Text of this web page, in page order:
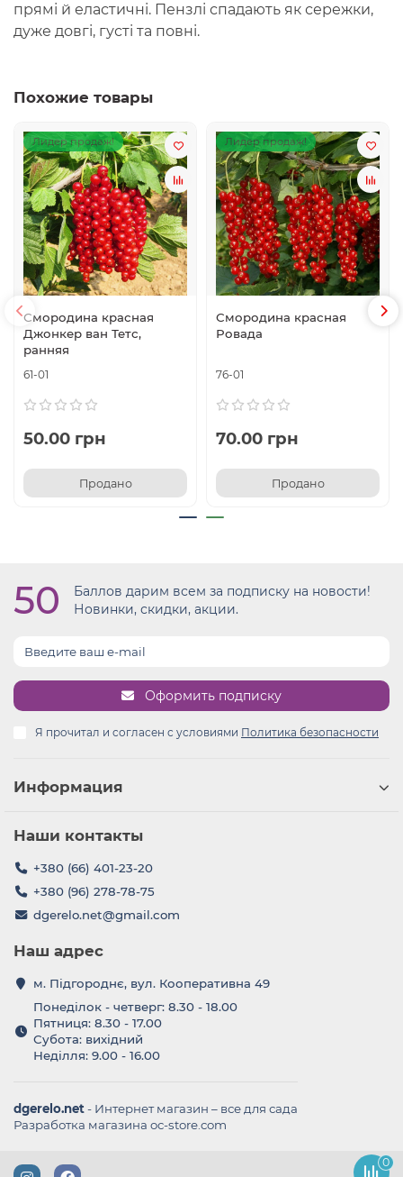
прямі й еластичні. Пензлі спадають як сережки,
дуже довгі, густі та повні.
Похожие товары
Лидер продаж!
Смородина красная
Джонкер ван Тетс,
ранняя
61-01
50.00 грн
Продано
Лидер продаж!
Смородина красная
Ровада
76-01
70.00 грн
Продано
50
Баллов дарим всем за подписку на новости!
Новинки, скидки, акции.
Оформить подписку
Я прочитал и согласен с условиями Политика безопасности
Информация
Наши контакты
+380 (66) 401-23-20
+380 (96) 278-78-75
dgerelo.net@gmail.com
Наш адрес
м. Підгороднє, вул. Кооперативна 49
Понеділок - четверг: 8.30 - 18.00
Пятниця: 8.30 - 17.00
Субота: вихідний
Неділля: 9.00 - 16.00
dgerelo.net- Интернет магазин – все для сада
Разработка магазина oc-store.com
0